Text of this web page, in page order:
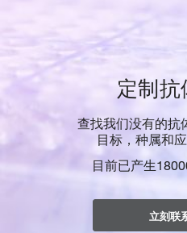
定制
查找我们没有的抗
目标，种属和
目前已产生
立刻联